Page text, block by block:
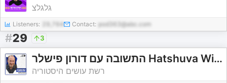
גלגלצ
Listeners: 29,764 Contact: pod363@abc.com
#29 3
התשובה עם דורון פישלר Hatshuva With Doron Fishler
רשת עושים היסטוריה